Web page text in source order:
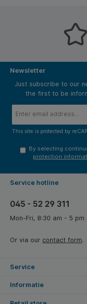
Newsletter
Just subscribe to our
the first to be
This site is protected by
By selecting
protection
Service hotline
045 - 52 29 311
Mon-Fri, 8:30 am - 5 pm
Or via our contact form.
Service
Informatie